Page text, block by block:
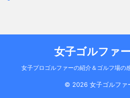
女子ゴルファ
女子プロゴルファーの紹介＆ゴルフ場の
© 2026 女子ゴルファ